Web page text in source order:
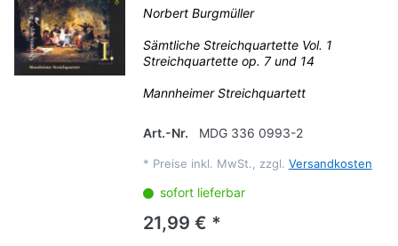
Norbert Burgmüller
Sämtliche Streichquartette Vol. 1
Streichquartette op. 7 und 14
Mannheimer Streichquartett
Art.-Nr. MDG 336 0993-2
* Preise inkl. MwSt., zzgl. Versandkosten
sofort lieferbar
21,99 € *